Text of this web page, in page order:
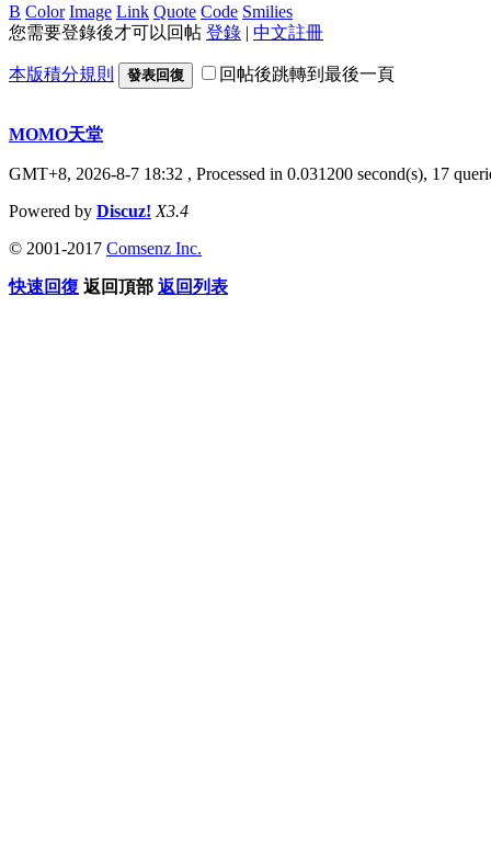
B Color Image Link Quote Code Smilies
您需要登錄後才可以回帖 登錄 | 中文註冊
本版積分規則 發表回復 回帖後跳轉到最後一頁
MOMO天堂
GMT+8, 2026-8-7 18:32 , Processed in 0.031200 second(s), 17
Powered by Discuz! X3.4
© 2001-2017 Comsenz Inc.
快速回復 返回頂部 返回列表